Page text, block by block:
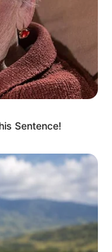
Sentence!